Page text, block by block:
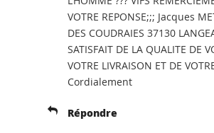
VOTRE REPONSE;;; Jacques
DES COUDRAIES 37130
SATISFAIT DE LA QUALITE DE
VOTRE LIVRAISON ET DE
Cordialement
Répondre